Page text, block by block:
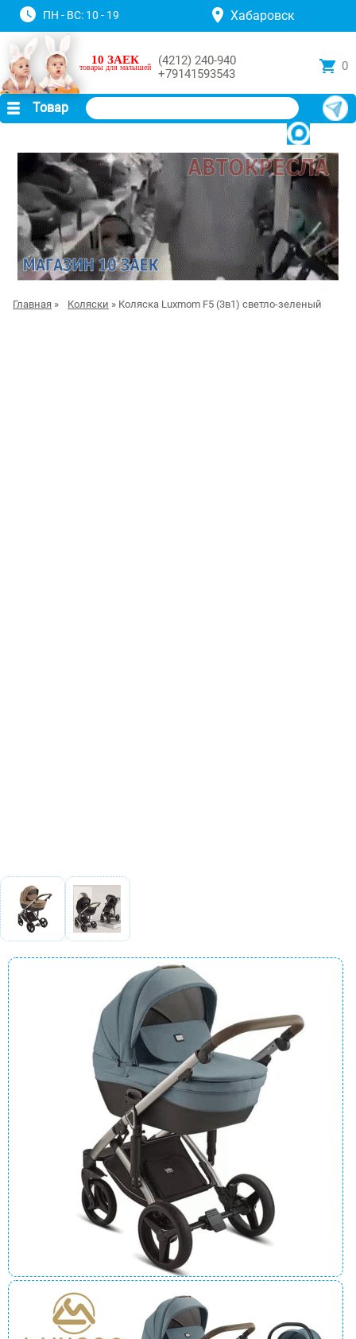
ПН - ВС: 10 - 19 Хабаровск
10 ЗАЕК
товары для малышей
(4212) 240-940
+79141593543
0
Товар
Главная » Коляски » Коляска Luxmom F5 (3в1) светло-зеленый